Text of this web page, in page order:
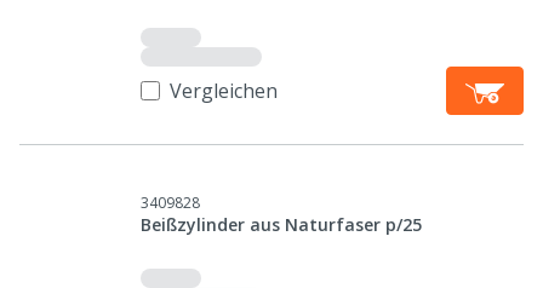
Vergleichen
3409828
Beißzylinder aus Naturfaser p/25